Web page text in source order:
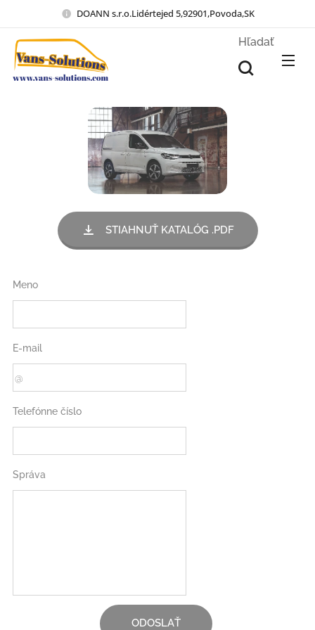
DOANN s.r.o.Lidértejed 5,92901,Povoda,SK
Hľadať
STIAHNUŤ KATALÓG .PDF
Meno
E-mail
Telefónne číslo
Správa
ODOSLAŤ